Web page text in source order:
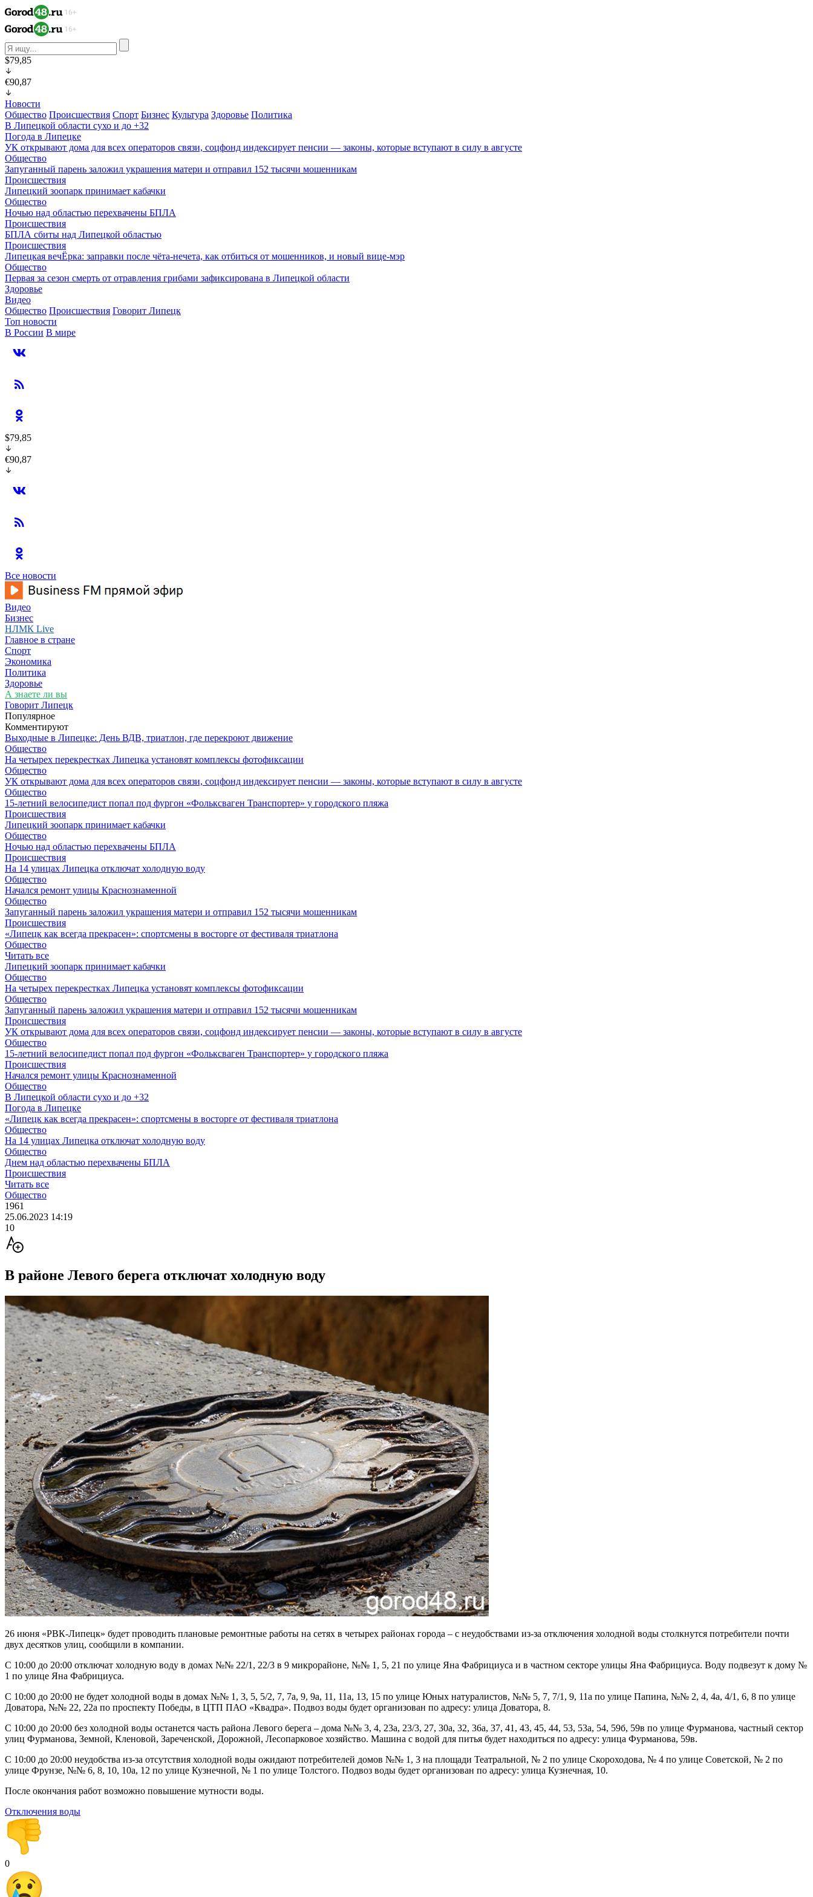
$79,85
€90,87
Новости
Общество Происшествия Спорт Бизнес Культура Здоровье Политика
В Липецкой области сухо и до +32
Погода в Липецке
УК открывают дома для всех операторов связи, соцфонд индексирует пенсии — законы, которые вступают в силу в августе
Общество
Запуганный парень заложил украшения матери и отправил 152 тысячи мошенникам
Происшествия
Липецкий зоопарк принимает кабачки
Общество
Ночью над областью перехвачены БПЛА
Происшествия
БПЛА сбиты над Липецкой областью
Происшествия
Липецкая вечЁрка: заправки после чёта-нечета, как отбиться от мошенников, и новый вице-мэр
Общество
Первая за сезон смерть от отравления грибами зафиксирована в Липецкой области
Здоровье
Видео
Общество Происшествия Говорит Липецк
Топ новости
В России В мире
$79,85
€90,87
Все новости
Видео
Бизнес
НЛМК Live
Главное в стране
Спорт
Экономика
Политика
Здоровье
А знаете ли вы
Говорит Липецк
Популярное
Комментируют
Выходные в Липецке: День ВДВ, триатлон, где перекроют движение
Общество
На четырех перекрестках Липецка установят комплексы фотофиксации
Общество
УК открывают дома для всех операторов связи, соцфонд индексирует пенсии — законы, которые вступают в силу в августе
Общество
15-летний велосипедист попал под фургон «Фольксваген Транспортер» у городского пляжа
Происшествия
Липецкий зоопарк принимает кабачки
Общество
Ночью над областью перехвачены БПЛА
Происшествия
На 14 улицах Липецка отключат холодную воду
Общество
Начался ремонт улицы Краснознаменной
Общество
Запуганный парень заложил украшения матери и отправил 152 тысячи мошенникам
Происшествия
«Липецк как всегда прекрасен»: спортсмены в восторге от фестиваля триатлона
Общество
Читать все
Липецкий зоопарк принимает кабачки
Общество
На четырех перекрестках Липецка установят комплексы фотофиксации
Общество
Запуганный парень заложил украшения матери и отправил 152 тысячи мошенникам
Происшествия
УК открывают дома для всех операторов связи, соцфонд индексирует пенсии — законы, которые вступают в силу в августе
Общество
15-летний велосипедист попал под фургон «Фольксваген Транспортер» у городского пляжа
Происшествия
Начался ремонт улицы Краснознаменной
Общество
В Липецкой области сухо и до +32
Погода в Липецке
«Липецк как всегда прекрасен»: спортсмены в восторге от фестиваля триатлона
Общество
На 14 улицах Липецка отключат холодную воду
Общество
Днем над областью перехвачены БПЛА
Происшествия
Читать все
Общество
1961
25.06.2023 14:19
10
В районе Левого берега отключат холодную воду
26 июня «РВК-Липецк» будет проводить плановые ремонтные работы на сетях в четырех районах города – с неудобствами из-за отключения холодной воды столкнутся потребители почти
двух десятков улиц, сообщили в компании.
С 10:00 до 20:00 отключат холодную воду в домах №№ 22/1, 22/3 в 9 микрорайоне, №№ 1, 5, 21 по улице Яна Фабрициуса и в частном секторе улицы Яна Фабрициуса. Воду подвезут к дому №
1 по улице Яна Фабрициуса.
С 10:00 до 20:00 не будет холодной воды в домах №№ 1, 3, 5, 5/2, 7, 7а, 9, 9а, 11, 11а, 13, 15 по улице Юных натуралистов, №№ 5, 7, 7/1, 9, 11а по улице Папина, №№ 2, 4, 4а, 4/1, 6, 8 по улице
Доватора, №№ 22, 22а по проспекту Победы, в ЦТП ПАО «Квадра». Подвоз воды будет организован по адресу: улица Доватора, 8.
С 10:00 до 20:00 без холодной воды останется часть района Левого берега – дома №№ 3, 4, 23а, 23/3, 27, 30а, 32, 36а, 37, 41, 43, 45, 44, 53, 53а, 54, 59б, 59в по улице Фурманова, частный сектор
улиц Фурманова, Земной, Кленовой, Зареченской, Дорожной, Лесопарковое хозяйство. Машина с водой для питья будет находиться по адресу: улица Фурманова, 59в.
С 10:00 до 20:00 неудобства из-за отсутствия холодной воды ожидают потребителей домов №№ 1, 3 на площади Театральной, № 2 по улице Скороходова, № 4 по улице Советской, № 2 по
улице Фрунзе, №№ 6, 8, 10, 10а, 12 по улице Кузнечной, № 1 по улице Толстого. Подвоз воды будет организован по адресу: улица Кузнечная, 10.
После окончания работ возможно повышение мутности воды.
Отключения воды
0